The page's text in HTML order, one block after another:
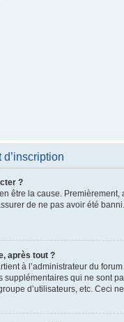
?
être la cause.
de ne pas avoir été
après tout ?
à l’administrateur du
qui ne sont
d’utilisateurs, etc. Ceci